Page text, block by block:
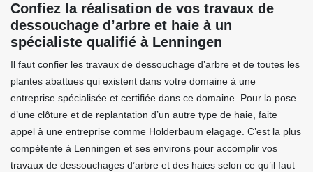
Confiez la réalisation de vos travaux de
dessouchage d’arbre et haie à un
spécialiste qualifié à Lenningen
Il faut confier les travaux de dessouchage d’arbre et de toutes les
plantes abattues qui existent dans votre domaine à une
entreprise spécialisée et certifiée dans ce domaine. Pour la pose
d’une clôture et de replantation d’un autre type de haie, faite
appel à une entreprise comme Holderbaum elagage. C’est la plus
compétente à Lenningen et ses environs pour accomplir vos
travaux de dessouchages d’arbre et des haies selon ce qu’il faut